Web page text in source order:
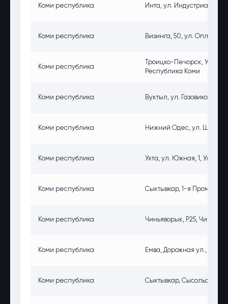
Коми республика Инта, ул.
Коми республика Визинга, 50, ул.
Коми республика
Троицко-Печорск,
Республика Коми
Коми республика Вуктыл, ул. Газовиков, 7,
Коми республика Нижний Одес, ул.
Коми республика Ухта, ул. Южная, 1, Ухта,
Коми республика Сыктывкар, 1-я
Коми республика Чиньяворык, Р25,
Коми республика Емва, Дорожная ул., 24,
Коми республика Сыктывкар, Сысольское